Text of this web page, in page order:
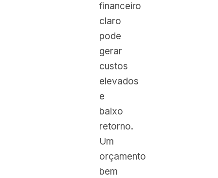
financeiro
claro
pode
gerar
custos
elevados
e
baixo
retorno.
Um
orçamento
bem